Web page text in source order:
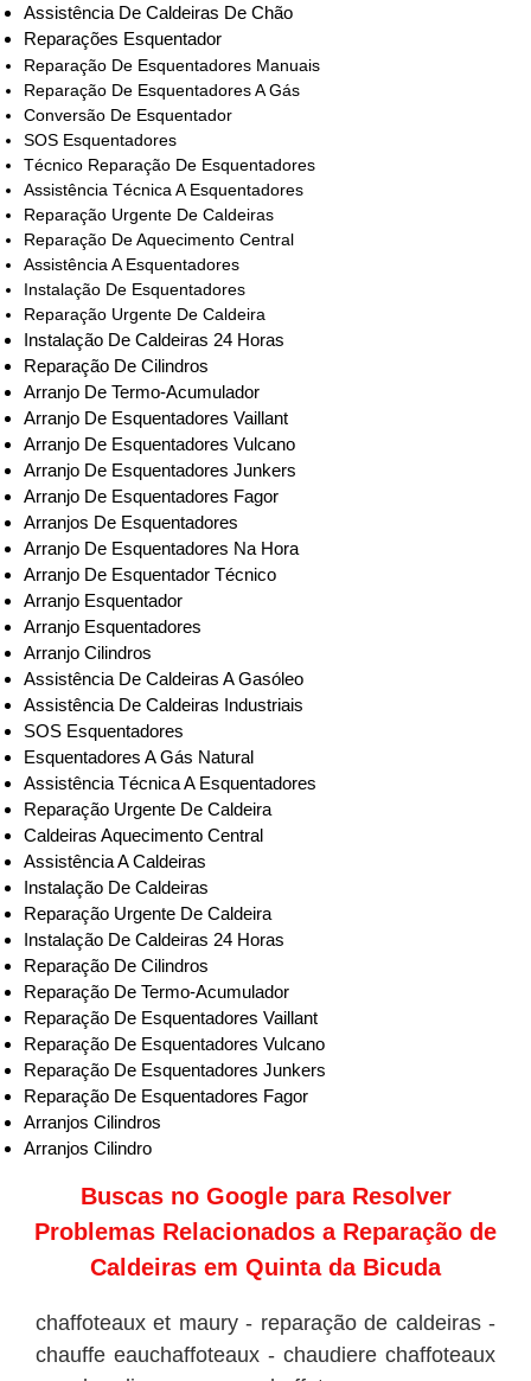
Assistência De Caldeiras De Chão
Reparações Esquentador
Reparação De Esquentadores Manuais
Reparação De Esquentadores A Gás
Conversão De Esquentador
SOS Esquentadores
Técnico Reparação De Esquentadores
Assistência Técnica A Esquentadores
Reparação Urgente De Caldeiras
Reparação De Aquecimento Central
Assistência A Esquentadores
Instalação De Esquentadores
Reparação Urgente De Caldeira
Instalação De Caldeiras 24 Horas
Reparação De Cilindros
Arranjo De Termo-Acumulador
Arranjo De Esquentadores Vaillant
Arranjo De Esquentadores Vulcano
Arranjo De Esquentadores Junkers
Arranjo De Esquentadores Fagor
Arranjos De Esquentadores
Arranjo De Esquentadores Na Hora
Arranjo De Esquentador Técnico
Arranjo Esquentador
Arranjo Esquentadores
Arranjo Cilindros
Assistência De Caldeiras A Gasóleo
Assistência De Caldeiras Industriais
SOS Esquentadores
Esquentadores A Gás Natural
Assistência Técnica A Esquentadores
Reparação Urgente De Caldeira
Caldeiras Aquecimento Central
Assistência A Caldeiras
Instalação De Caldeiras
Reparação Urgente De Caldeira
Instalação De Caldeiras 24 Horas
Reparação De Cilindros
Reparação De Termo-Acumulador
Reparação De Esquentadores Vaillant
Reparação De Esquentadores Vulcano
Reparação De Esquentadores Junkers
Reparação De Esquentadores Fagor
Arranjos Cilindros
Arranjos Cilindro
Buscas no Google para Resolver
Problemas Relacionados a Reparação de
Caldeiras em Quinta da Bicuda
chaffoteaux et maury - reparação de caldeiras -
chauffe eauchaffoteaux - chaudiere chaffoteaux